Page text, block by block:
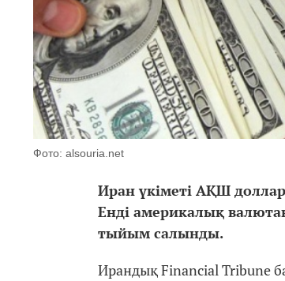
Фото: alsouria.net
Иран үкіметі АҚШ
Енді америкалық
тыйым салынды.
Ирандық Financial Tribune